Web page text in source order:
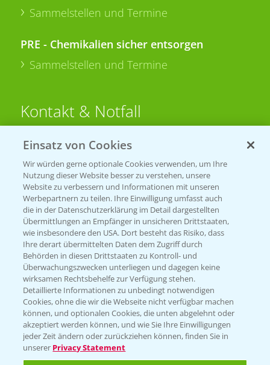
Sammelstellen und Termine
PRE - Chemikalien sicher entsorgen
Sammelstellen und Termine
Kontakt & Notfall
Beratung auf WhatsApp
T.+49 (0)174 346 564 1
KONTAKT
Hilfe in Notfällen
T.+49 (0)214/30-20220
Folgen Sie uns
Einsatz von Cookies
Wir würden gerne optionale Cookies verwenden, um Ihre
Nutzung dieser Website besser zu verstehen, unsere
Website zu verbessern und Informationen mit unseren
Werbepartnern zu teilen. Ihre Einwilligung umfasst auch
die in der Datenschutzerklärung im Detail dargestellten
Übermittlungen an Empfänger in unsicheren Drittstaaten,
wie insbesondere den USA. Dort besteht das Risiko, dass
Ihre derart übermittelten Daten dem Zugriff durch
Behörden in diesen Drittstaaten zu Kontroll- und
Überwachungszwecken unterliegen und dagegen keine
wirksamen Rechtsbehelfe zur Verfügung stehen.
Detaillierte Informationen zu unbedingt notwendigen
Cookies, ohne die wir die Webseite nicht verfügbar machen
können, und optionalen Cookies, die unten abgelehnt oder
akzeptiert werden können, und wie Sie Ihre Einwilligungen
jeder Zeit ändern oder zurückziehen können, finden Sie in
unserer Privacy Statement